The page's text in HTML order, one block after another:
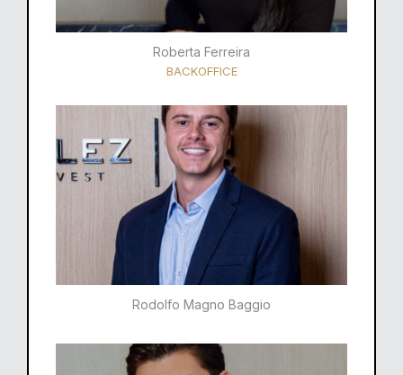
Roberta Ferreira
BACKOFFICE
Rodolfo Magno Baggio​​